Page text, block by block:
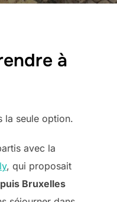
à
la seule option.
avec la
, qui proposait
Bruxelles